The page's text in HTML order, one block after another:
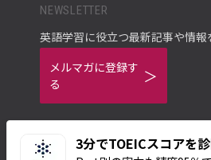
3分でTOEICスコアを
NEWSLETTER
英語学習に役立つ最新記事や情報
メルマガに登録す
る